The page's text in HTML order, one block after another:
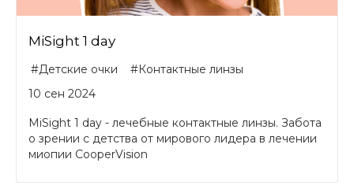
MiSight 1 day
#Детские очки
#Контактные линзы
10 сен 2024
MiSight 1 day - лечебные контактные линзы. Забота
о зрении с детства от мирового лидера в лечении
миопии CooperVision